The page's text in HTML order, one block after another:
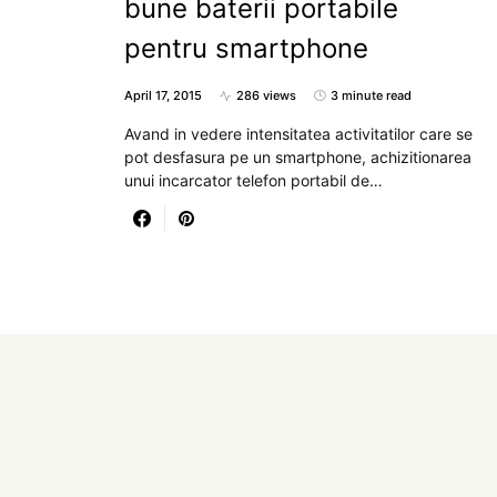
bune baterii portabile
pentru smartphone
April 17, 2015 286 views 3 minute read
Avand in vedere intensitatea activitatilor care se
pot desfasura pe un smartphone, achizitionarea
unui incarcator telefon portabil de…